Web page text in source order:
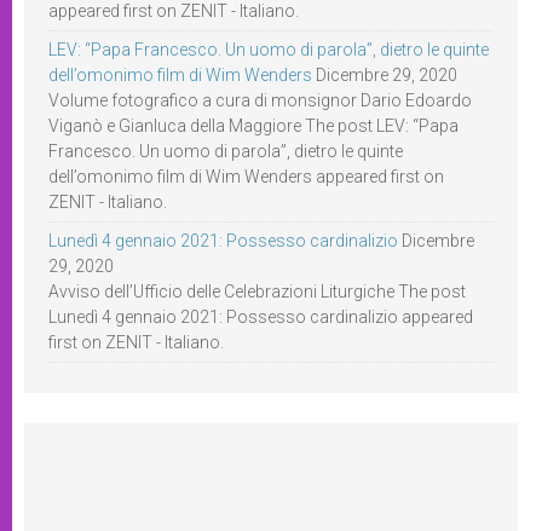
appeared first on ZENIT - Italiano.
LEV: “Papa Francesco. Un uomo di parola”, dietro le quinte
dell’omonimo film di Wim Wenders Dicembre 29, 2020
Volume fotografico a cura di monsignor Dario Edoardo
Viganò e Gianluca della Maggiore The post LEV: “Papa
Francesco. Un uomo di parola”, dietro le quinte
dell’omonimo film di Wim Wenders appeared first on
ZENIT - Italiano.
Lunedì 4 gennaio 2021: Possesso cardinalizio Dicembre
29, 2020
Avviso dell’Ufficio delle Celebrazioni Liturgiche The post
Lunedì 4 gennaio 2021: Possesso cardinalizio appeared
first on ZENIT - Italiano.